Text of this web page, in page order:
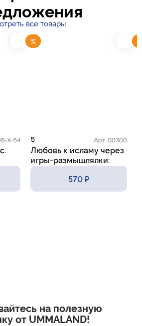
все товары
Х-54
%
5 Арт. 00300
Любовь к исламу через
игры-размышлялки:
практические приемы и
570 ₽
на полезную
от UMMALAND!